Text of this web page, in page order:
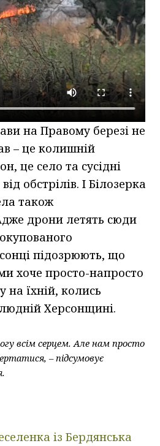
на Правому березі не
– це колишній
це село та сусідні
обстрілів. І Білозерка
також
дрони летять сюди
підозрюють, що
хоче просто-напросто
на їхній, колись
Херсонщині.
всім серцем. Але нам просто
– підсумовує
із Бердянська